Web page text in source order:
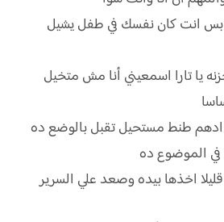
بس انت كان نفسك في طفل يشيل
يا تارا اسمعيني أنا مش متخيل
ادهم طنط مستحيل تقبل بالوضع ده
الموضوع ده
اخذها بيده وصعد علي السرير